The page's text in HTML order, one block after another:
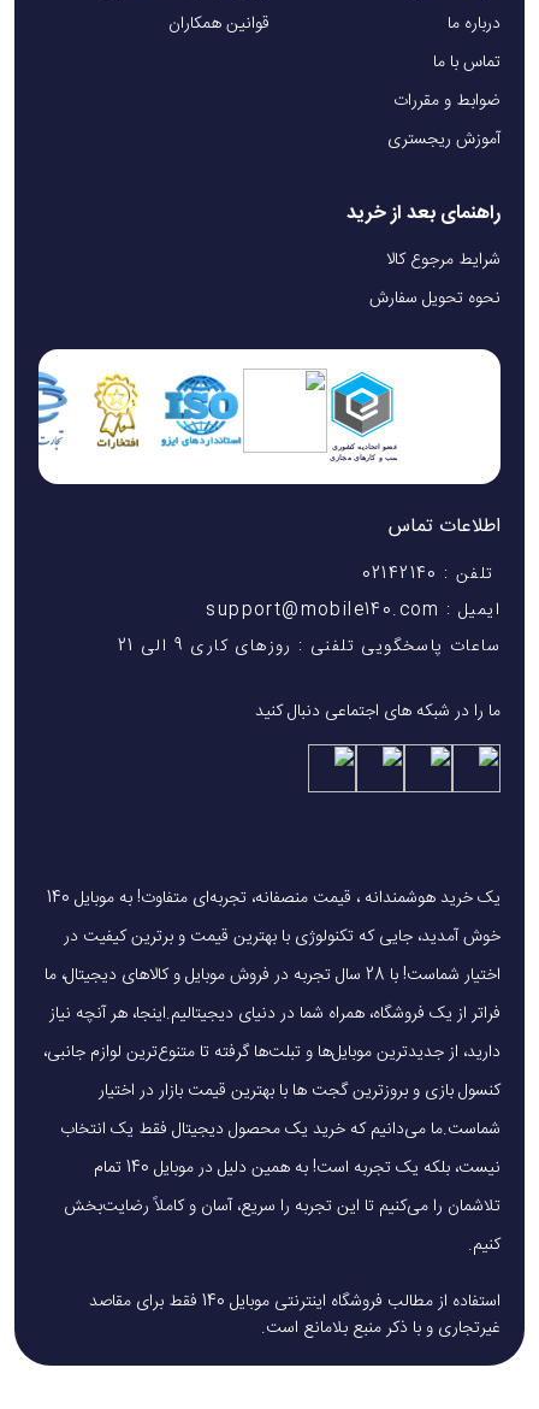
درباره ما
تماس با ما
ضوابط و مقررات
آموزش ریجستری
قوانین همکاران
راهنمای بعد از خرید
شرایط مرجوع کالا
نحوه تحویل سفارش
اطلاعات تماس
تلفن : 02142140
ایمیل : support@mobile140.com
ساعات پاسخگویی تلفنی : روزهای کاری 9 الی 21
ما را در شبکه های اجتماعی دنبال کنید
یک خرید هوشمندانه ، قیمت منصفانه، تجربه‌ای متفاوت! به موبایل 140
خوش آمدید، جایی که تکنولوژی با بهترین قیمت و برترین کیفیت در
اختیار شماست! با 28 سال تجربه در فروش موبایل و کالاهای دیجیتال، ما
فراتر از یک فروشگاه، همراه شما در دنیای دیجیتالیم.اینجا، هر آنچه نیاز
دارید، از جدیدترین موبایل‌ها و تبلت‌ها گرفته تا متنوع‌ترین لوازم جانبی،
کنسول بازی و بروزترین گجت ها با بهترین قیمت بازار در اختیار
شماست.ما می‌دانیم که خرید یک محصول دیجیتال فقط یک انتخاب
نیست، بلکه یک تجربه است! به همین دلیل در موبایل 140 تمام
تلاشمان را می‌کنیم تا این تجربه را سریع، آسان و کاملاً رضایت‌بخش
کنیم.
استفاده از مطالب فروشگاه اینترنتی موبایل 140 فقط برای مقاصد
غیرتجاری و با ذکر منبع بلامانع است.